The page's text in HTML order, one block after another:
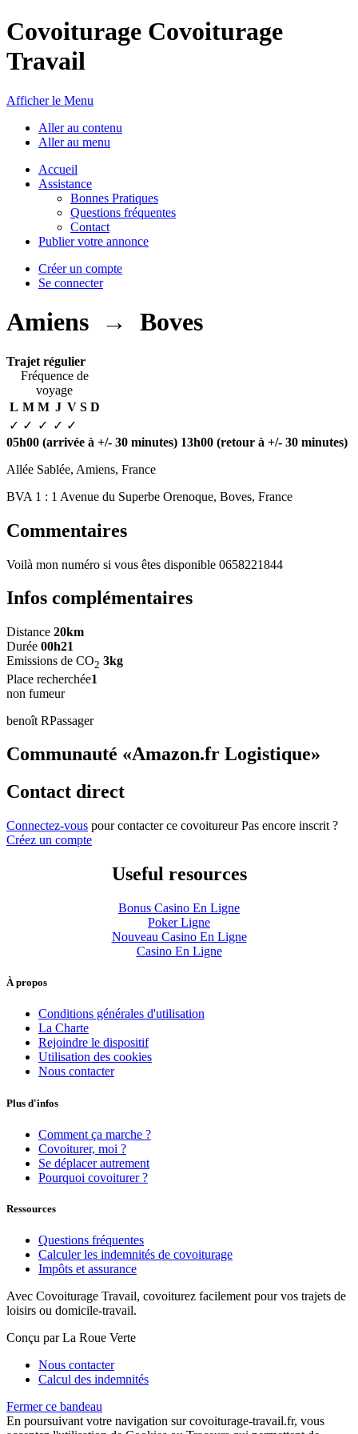
Covoiturage Covoiturage
Travail
Afficher le Menu
Aller au contenu
Aller au menu
Accueil
Assistance
Bonnes Pratiques
Questions fréquentes
Contact
Publier votre annonce
Créer un compte
Se connecter
Amiens → Boves
Trajet régulier
Fréquence de
voyage
L M M J V S D
✓ ✓ ✓ ✓ ✓
05h00 (arrivée à +/- 30 minutes) 13h00 (retour à +/- 30 minutes)
Allée Sablée, Amiens, France
BVA 1 : 1 Avenue du Superbe Orenoque, Boves, France
Commentaires
Voilà mon numéro si vous êtes disponible 0658221844
Infos complémentaires
Distance 20km
Durée 00h21
Emissions de CO2 3kg
Place recherchée1
non fumeur
benoît RPassager
Communauté «Amazon.fr Logistique»
Contact direct
Connectez-vous pour contacter ce covoitureurPas encore inscrit ?
Créez un compte
Useful resources
Bonus Casino En Ligne
Poker Ligne
Nouveau Casino En Ligne
Casino En Ligne
À propos
Conditions générales d'utilisation
La Charte
Rejoindre le dispositif
Utilisation des cookies
Nous contacter
Plus d'infos
Comment ça marche ?
Covoiturer, moi ?
Se déplacer autrement
Pourquoi covoiturer ?
Ressources
Questions fréquentes
Calculer les indemnités de covoiturage
Impôts et assurance
Avec Covoiturage Travail, covoiturez facilement pour vos trajets de
loisirs ou domicile-travail.
Conçu par La Roue Verte
Nous contacter
Calcul des indemnités
Fermer ce bandeau
En poursuivant votre navigation sur covoiturage-travail.fr, vous